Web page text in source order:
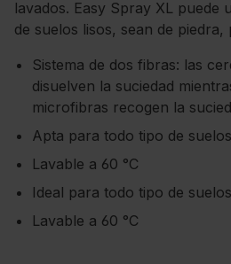
lavados. Easy Spray XL puede
de suelos lisos, sean de piedra,
Sistema de dos fibras: las
disuelven la suciedad
microfibras recogen la
Apta para todo tipo de suelos
Lavable a 60 °C
Ideal para todo tipo de
Lavable a 60 °C